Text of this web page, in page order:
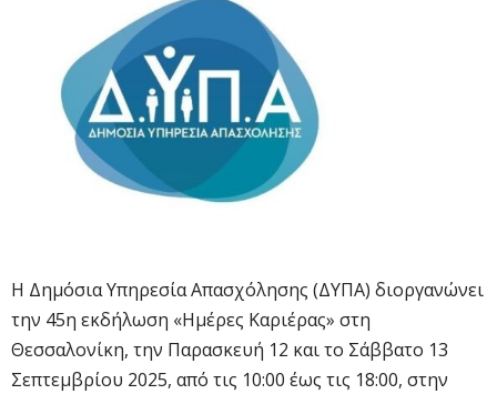
Η Δημόσια Υπηρεσία Απασχόλησης (ΔΥΠΑ) διοργανώνει
την 45η εκδήλωση «Ημέρες Καριέρας» στη
Θεσσαλονίκη, την Παρασκευή 12 και το Σάββατο 13
Σεπτεμβρίου 2025, από τις 10:00 έως τις 18:00, στην